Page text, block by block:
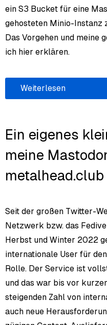
ein S3 Bucket für eine
gehosteten Minio-Instanz
Das Vorgehen und meine
ich hier erklären.
Weiterlesen
Ein eigenes
meine
metalhead.club
Seit der großen Twitter-
Netzwerk bzw. das
Herbst und Winter 2022
internationale User für
Rolle. Der Service ist
und das war bis vor
steigenden Zahl von
auch neue